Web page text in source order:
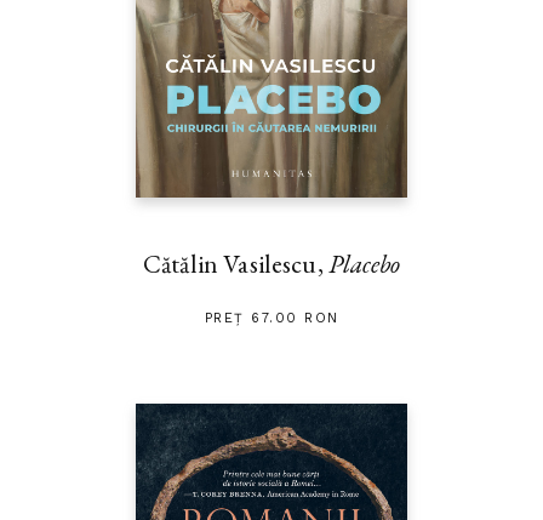
Cătălin Vasilescu,Placebo
PREȚ 67.00 RON